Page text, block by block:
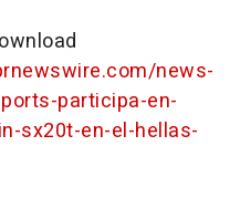
news-
participa-en-
sx20t-en-el-hellas-